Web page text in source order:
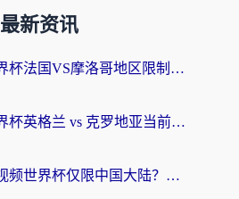
最新资讯
在国外看世界杯法国VS摩洛哥地区限制？这篇指南让你流畅看中文解说无压力
在国外看世界杯英格兰 vs 克罗地亚当前地区不可播放？这篇指南帮你搞定所有海外观赛难题
在海外看央视频世界杯仅限中国大陆？这篇指南帮你解锁中文解说+无卡顿直播